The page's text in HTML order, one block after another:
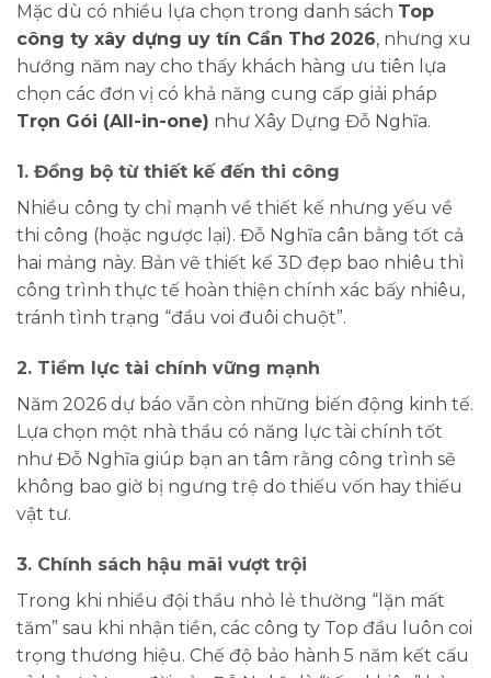
Mặc dù có nhiều lựa chọn trong danh sách Top
công ty xây dựng uy tín Cần Thơ 2026, nhưng xu
hướng năm nay cho thấy khách hàng ưu tiên lựa
chọn các đơn vị có khả năng cung cấp giải pháp
Trọn Gói (All-in-one) như Xây Dựng Đỗ Nghĩa.
1. Đồng bộ từ thiết kế đến thi công
Nhiều công ty chỉ mạnh về thiết kế nhưng yếu về
thi công (hoặc ngược lại). Đỗ Nghĩa cân bằng tốt cả
hai mảng này. Bản vẽ thiết kế 3D đẹp bao nhiêu thì
công trình thực tế hoàn thiện chính xác bấy nhiêu,
tránh tình trạng “đầu voi đuôi chuột”.
2. Tiềm lực tài chính vững mạnh
Năm 2026 dự báo vẫn còn những biến động kinh tế.
Lựa chọn một nhà thầu có năng lực tài chính tốt
như Đỗ Nghĩa giúp bạn an tâm rằng công trình sẽ
không bao giờ bị ngưng trệ do thiếu vốn hay thiếu
vật tư.
3. Chính sách hậu mãi vượt trội
Trong khi nhiều đội thầu nhỏ lẻ thường “lặn mất
tăm” sau khi nhận tiền, các công ty Top đầu luôn coi
trọng thương hiệu. Chế độ bảo hành 5 năm kết cấu